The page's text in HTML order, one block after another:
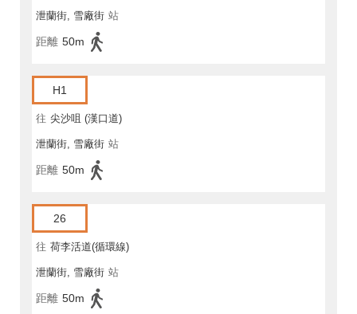
泄蘭街, 雪廠街 站
距離 50m
H1
往 尖沙咀 (漢口道)
泄蘭街, 雪廠街 站
距離 50m
26
往 荷李活道(循環線)
泄蘭街, 雪廠街 站
距離 50m